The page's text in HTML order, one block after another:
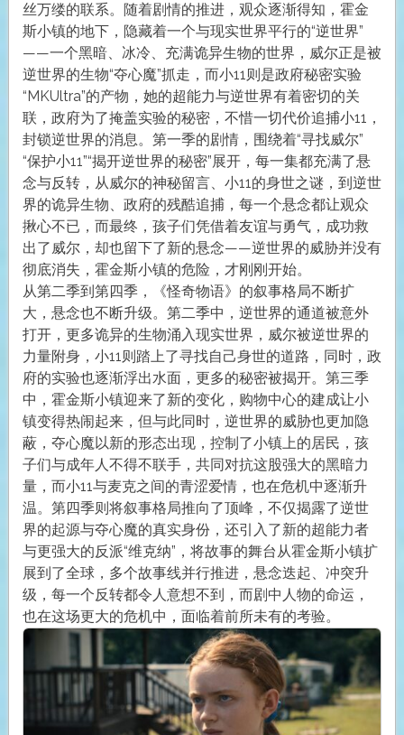
丝万缕的联系。随着剧情的推进，观众逐渐得知，霍金
斯小镇的地下，隐藏着一个与现实世界平行的“逆世界”
——一个黑暗、冰冷、充满诡异生物的世界，威尔正是被
逆世界的生物“夺心魔”抓走，而小11则是政府秘密实验
“MKUltra”的产物，她的超能力与逆世界有着密切的关
联，政府为了掩盖实验的秘密，不惜一切代价追捕小11，
封锁逆世界的消息。第一季的剧情，围绕着“寻找威尔”
“保护小11”“揭开逆世界的秘密”展开，每一集都充满了悬
念与反转，从威尔的神秘留言、小11的身世之谜，到逆世
界的诡异生物、政府的残酷追捕，每一个悬念都让观众
揪心不已，而最终，孩子们凭借着友谊与勇气，成功救
出了威尔，却也留下了新的悬念——逆世界的威胁并没有
彻底消失，霍金斯小镇的危险，才刚刚开始。
从第二季到第四季，《怪奇物语》的叙事格局不断扩
大，悬念也不断升级。第二季中，逆世界的通道被意外
打开，更多诡异的生物涌入现实世界，威尔被逆世界的
力量附身，小11则踏上了寻找自己身世的道路，同时，政
府的实验也逐渐浮出水面，更多的秘密被揭开。第三季
中，霍金斯小镇迎来了新的变化，购物中心的建成让小
镇变得热闹起来，但与此同时，逆世界的威胁也更加隐
蔽，夺心魔以新的形态出现，控制了小镇上的居民，孩
子们与成年人不得不联手，共同对抗这股强大的黑暗力
量，而小11与麦克之间的青涩爱情，也在危机中逐渐升
温。第四季则将叙事格局推向了顶峰，不仅揭露了逆世
界的起源与夺心魔的真实身份，还引入了新的超能力者
与更强大的反派“维克纳”，将故事的舞台从霍金斯小镇扩
展到了全球，多个故事线并行推进，悬念迭起、冲突升
级，每一个反转都令人意想不到，而剧中人物的命运，
也在这场更大的危机中，面临着前所未有的考验。